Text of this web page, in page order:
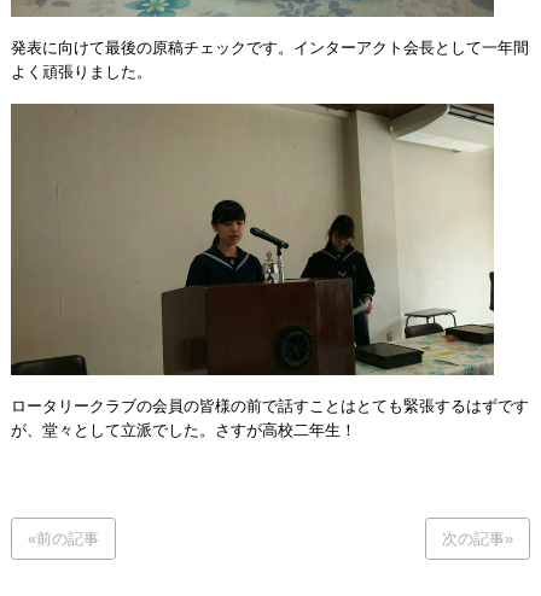
発表に向けて最後の原稿チェックです。インターアクト会長として一年間
よく頑張りました。
ロータリークラブの会員の皆様の前で話すことはとても緊張するはずです
が、堂々として立派でした。さすが高校二年生！
«前の記事 次の記事»